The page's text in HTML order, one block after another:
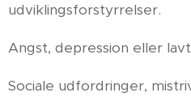
udviklingsforstyrrelser.
Angst, depression eller
Sociale udfordringer,